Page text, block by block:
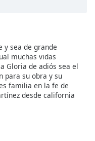
y sea de grande
muchas vidas
Gloria de adiós sea el
para su obra y su
familia en la fe de
desde california